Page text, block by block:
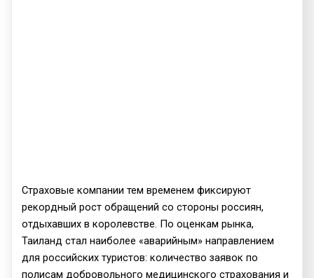
Страховые компании тем временем фиксируют
рекордный рост обращений со стороны россиян,
отдыхавших в королевстве. По оценкам рынка,
Таиланд стал наиболее «аварийным» направлением
для российских туристов: количество заявок по
полисам добровольного медицинского страхования и